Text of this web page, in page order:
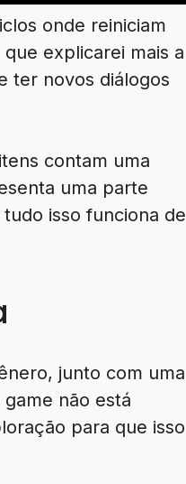
onde reiniciam
explicarei mais a
ter novos diálogos
contam uma
uma parte
isso funciona de
junto com uma
não está
para que isso